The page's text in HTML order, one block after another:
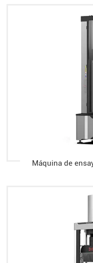
Máquina de